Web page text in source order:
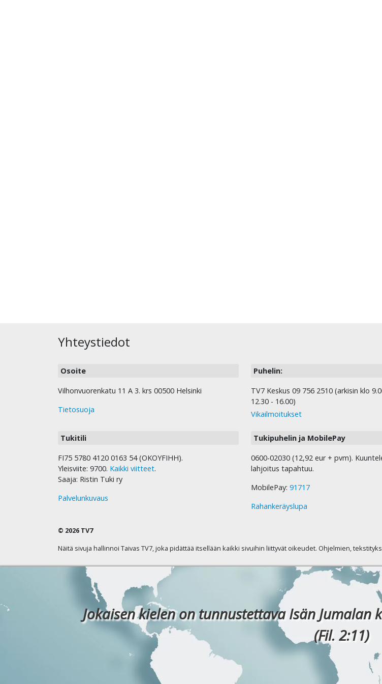
Yhteystiedot
Osoite
Vilhonvuorenkatu 11 A 3. krs 00500 Helsinki
Tietosuoja
Puhelin:
TV7 Keskus 09 756 2510 (arkisin klo
12.30 - 16.00)
Vikailmoitukset
Tukitili
FI75 5780 4120 0163 54 (OKOYFIHH).
Yleisviite: 9700. Kaikki viitteet.
Saaja: Ristin Tuki ry
Palvelunkuvaus
Tukipuhelin ja MobilePay
0600-02030 (12,92 eur + pvm).
lahjoitus tapahtuu.
MobilePay: 91717
Rahankeräyslupa
© 2026 TV7
Näitä sivuja hallinnoi Taivas TV7, joka pidättää itsellään kaikki sivuihin liittyvät oikeudet. Ohjelmien,
Jokaisen kielen on tunnustettava Isän Jumalan
(Fil. 2:11)